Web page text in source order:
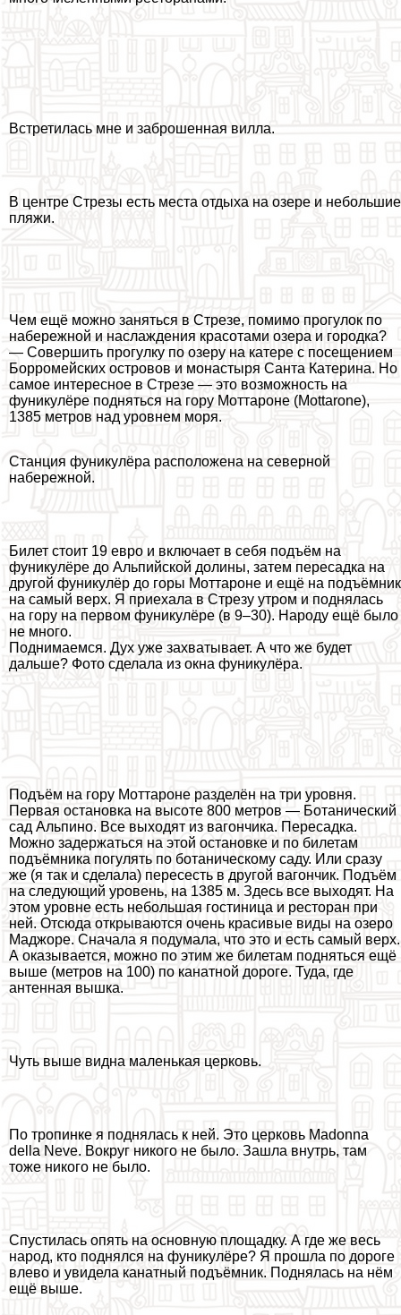
Встретилась мне и заброшенная вилла.
В центре Стрезы есть места отдыха на озере и небольшие
пляжи.
Чем ещё можно заняться в Стрезе, помимо прогулок по
набережной и наслаждения красотами озера и городка?
— Совершить прогулку по озеру на катере с посещением
Борромейских островов и монастыря Санта Катерина. Но
самое интересное в Стрезе — это возможность на
фуникулёре подняться на гору Моттароне (Mottarone),
1385 метров над уровнем моря.
Станция фуникулёра расположена на северной
набережной.
Билет стоит 19 евро и включает в себя подъём на
фуникулёре до Альпийской долины, затем пересадка на
другой фуникулёр до горы Моттароне и ещё на подъёмник
на самый верх. Я приехала в Стрезу утром и поднялась
на гору на первом фуникулёре (в 9–30). Народу ещё было
не много.
Поднимаемся. Дух уже захватывает. А что же будет
дальше? Фото сделала из окна фуникулёра.
Подъём на гору Моттароне разделён на три уровня.
Первая остановка на высоте 800 метров — Ботанический
сад Альпино. Все выходят из вагончика. Пересадка.
Можно задержаться на этой остановке и по билетам
подъёмника погулять по ботаническому саду. Или сразу
же (я так и сделала) пересесть в другой вагончик. Подъём
на следующий уровень, на 1385 м. Здесь все выходят. На
этом уровне есть небольшая гостиница и ресторан при
ней. Отсюда открываются очень красивые виды на озеро
Маджоре. Сначала я подумала, что это и есть самый верх.
А оказывается, можно по этим же билетам подняться ещё
выше (метров на 100) по канатной дороге. Туда, где
антенная вышка.
Чуть выше видна маленькая церковь.
По тропинке я поднялась к ней. Это церковь Madonna
della Neve. Вокруг никого не было. Зашла внутрь, там
тоже никого не было.
Спустилась опять на основную площадку. А где же весь
народ, кто поднялся на фуникулёре? Я прошла по дороге
влево и увидела канатный подъёмник. Поднялась на нём
ещё выше.